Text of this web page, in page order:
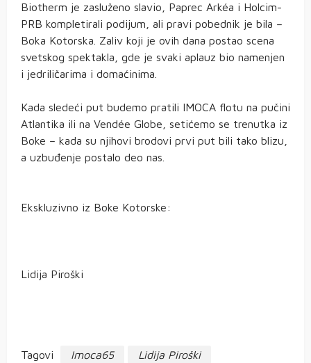
Biotherm je zasluženo slavio, Paprec Arkéa i Holcim-
PRB kompletirali podijum, ali pravi pobednik je bila –
Boka Kotorska. Zaliv koji je ovih dana postao scena
svetskog spektakla, gde je svaki aplauz bio namenjen
i jedriličarima i domaćinima.
Kada sledeći put budemo pratili IMOCA flotu na pučini
Atlantika ili na Vendée Globe, setićemo se trenutka iz
Boke – kada su njihovi brodovi prvi put bili tako blizu,
a uzbuđenje postalo deo nas.
Ekskluzivno iz Boke Kotorske:
Lidija Piroški
Tagovi Imoca65
Lidija Piroški